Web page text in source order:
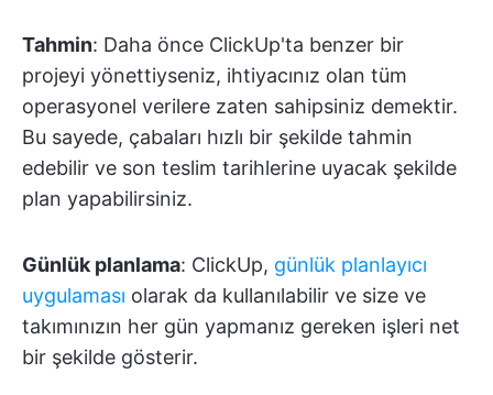
Tahmin: Daha önce ClickUp'ta benzer bir
projeyi yönettiyseniz, ihtiyacınız olan tüm
operasyonel verilere zaten sahipsiniz demektir.
Bu sayede, çabaları hızlı bir şekilde tahmin
edebilir ve son teslim tarihlerine uyacak şekilde
plan yapabilirsiniz.
Günlük planlama: ClickUp, günlük planlayıcı
uygulaması olarak da kullanılabilir ve size ve
takımınızın her gün yapmanız gereken işleri net
bir şekilde gösterir.